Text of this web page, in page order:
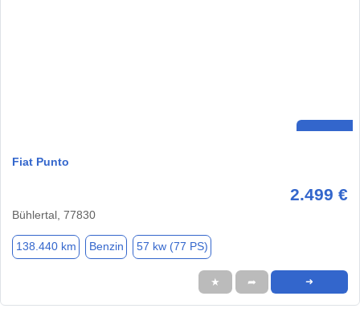
Fiat Punto
2.499 €
Bühlertal, 77830
138.440 km Benzin 57 kw (77 PS)
★ ➦ ➜